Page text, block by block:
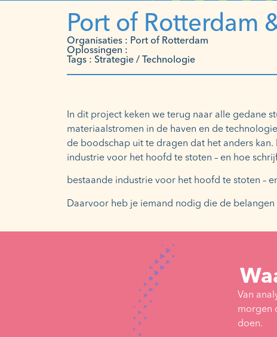
Port of Rotterdam
Organisaties : Port of Rotterdam
Oplossingen :
Tags : Strategie / Technologie
In dit project keken we terug naar alle gedane
materiaalstromen in de haven en de
de boodschap uit te dragen dat het anders
industrie voor het hoofd te stoten – en hoe
bestaande industrie voor het hoofd te stoten –
Daarvoor heb je iemand nodig die de
Van
morgen
doen.